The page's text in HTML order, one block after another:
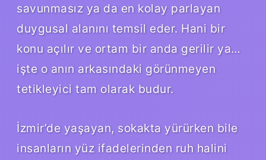
savunmasız ya da en kolay parlayan
duygusal alanını temsil eder. Hani bir
konu açılır ve ortam bir anda gerilir ya…
işte o anın arkasındaki görünmeyen
tetikleyici tam olarak budur.
İzmir’de yaşayan, sokakta yürürken bile
insanların yüz ifadelerinden ruh halini